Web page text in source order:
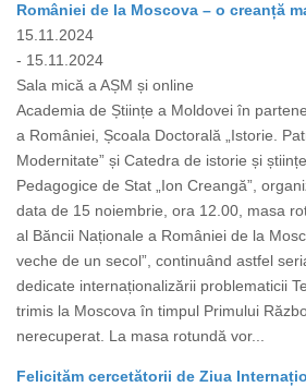
României de la Moscova – o creanță
15.11.2024
- 15.11.2024
Sala mică a AȘM și online
Academia de Științe a Moldovei în
a României, Școala Doctorală „Istorie.
Modernitate” și Catedra de istorie și
Pedagogice de Stat „Ion Creangă”,
data de 15 noiembrie, ora 12.00, masa
al Băncii Naționale a României de la
veche de un secol”, continuând astfel
dedicate internaționalizării problematicii
trimis la Moscova în timpul Primului
nerecuperat. La masa rotundă vor...
Felicităm cercetătorii de Ziua